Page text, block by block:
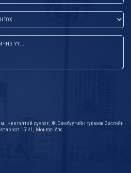
Чингэлтэй дүүрэг, Ж.Самбуугийн гудамж Засгийн
хот 15141, Монгол Улс